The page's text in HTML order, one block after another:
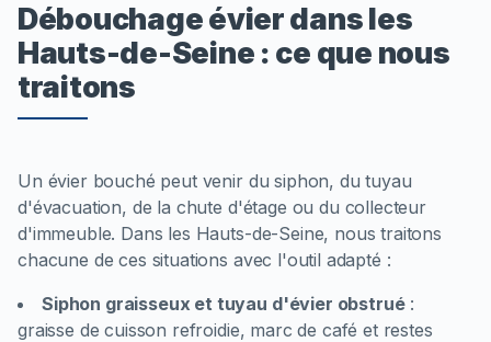
Débouchage évier dans les
Hauts-de-Seine : ce que nous
traitons
Un évier bouché peut venir du siphon, du tuyau
d'évacuation, de la chute d'étage ou du collecteur
d'immeuble. Dans les Hauts-de-Seine, nous traitons
chacune de ces situations avec l'outil adapté :
Siphon graisseux et tuyau d'évier obstrué:
graisse de cuisson refroidie, marc de café et restes